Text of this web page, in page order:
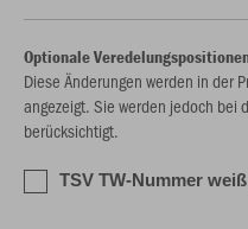
Optionale
Diese Änderungen werden in der
angezeigt. Sie werden jedoch bei
berücksichtigt.
TSV TW-Nummer